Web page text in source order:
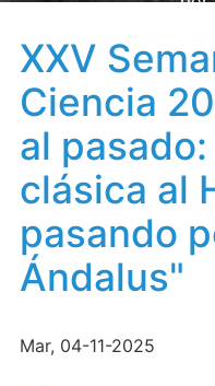
XXV
Ciencia
al
clásica al
pasando
Ándalus"
Mar, 04-11-2025